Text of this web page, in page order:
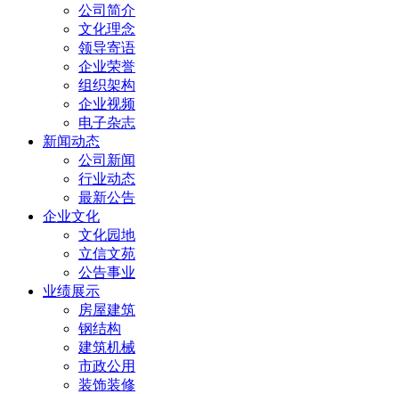
公司简介
文化理念
领导寄语
企业荣誉
组织架构
企业视频
电子杂志
新闻动态
公司新闻
行业动态
最新公告
企业文化
文化园地
立信文苑
公告事业
业绩展示
房屋建筑
钢结构
建筑机械
市政公用
装饰装修